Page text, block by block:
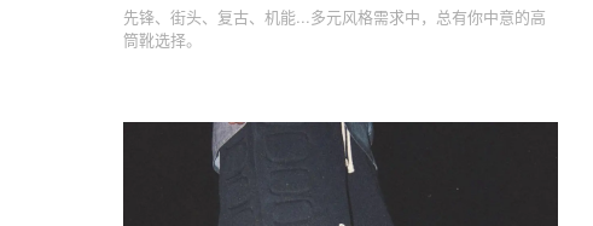
先锋、街头、复古、机能...多元风格需求中，总有你中意的高
筒靴选择。